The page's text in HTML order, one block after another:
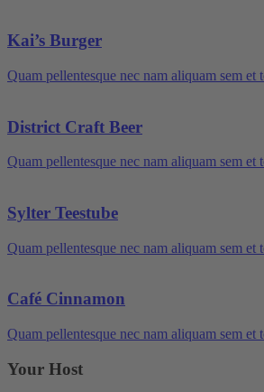
Kai’s Burger
Quam pellentesque nec nam aliquam sem et
District Craft Beer
Quam pellentesque nec nam aliquam sem et
Sylter Teestube
Quam pellentesque nec nam aliquam sem et
Café Cinnamon
Quam pellentesque nec nam aliquam sem et
Your Host